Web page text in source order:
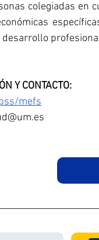
colegiadas en
desarrollo
Y CONTACTO:
mefs